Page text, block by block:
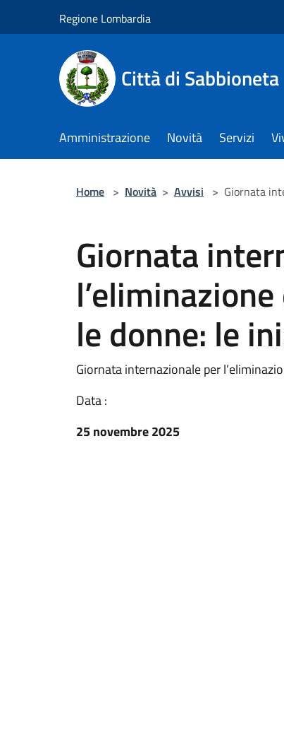
Regione Lombardia
Città di Sabbioneta
Amministrazione Novità Servizi
Home > Novità > Avvisi > Giornata
Giornata
le donne: le
Giornata internazionale per
Data :
25 novembre 2025